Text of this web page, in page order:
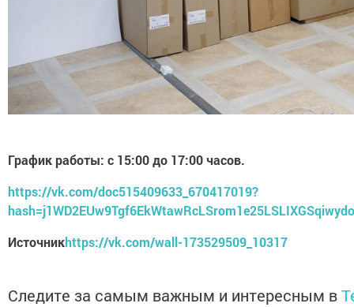
График работы: с 15:00 до 17:00 часов.
https://vk.com/doc515409633_670417019?
Источникhttps://vk.com/wall-173529509_10317
Следите за самым важным и интересным в